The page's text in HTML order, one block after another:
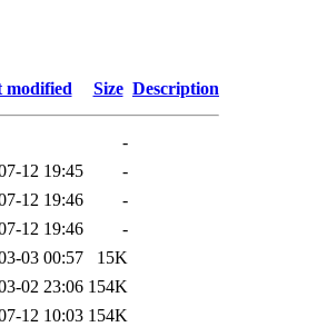
modified Size Description
-
12 19:45
-
12 19:46
-
12 19:46
-
03 00:57
15K
02 23:06 154K
12 10:03 154K